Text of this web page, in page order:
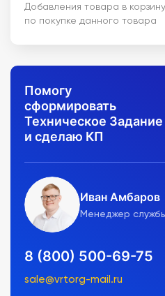
Добавления товара в
по покупке данного товара
Помогу
сформировать
Техническое Задание
и сделаю КП
Иван Амбаров
Менеджер
8 (800) 500-69-75
sale@vrtorg-mail.ru